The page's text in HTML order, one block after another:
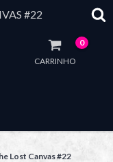
#22
CARRINHO
0
Lost Canvas #22